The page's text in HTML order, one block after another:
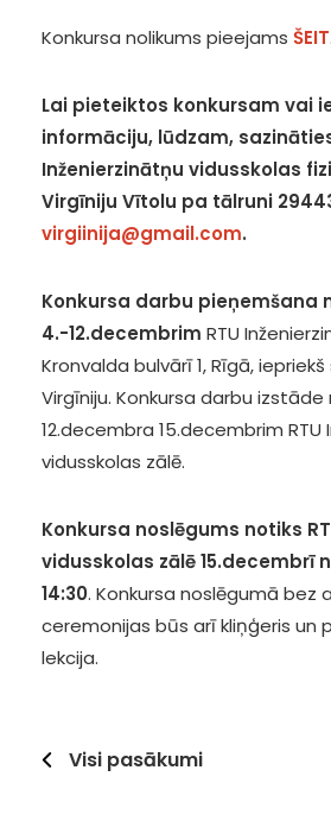
Konkursa nolikums pieejams ŠEIT.
Lai pieteiktos konkursam vai
informāciju, lūdzam,
Inženierzinātņu vidusskolas
Virgīniju Vītolu pa tālruni
virgiinija@gmail.com.
Konkursa darbu pieņemšana
4.-12.decembrim RTU
Kronvalda bulvārī 1, Rīgā,
Virgīniju. Konkursa darbu izstāde
12.decembra 15.decembrim RTU
vidusskolas zālē.
Konkursa noslēgums notiks
vidusskolas zālē 15.decembrī
14:30. Konkursa noslēgumā bez
ceremonijas būs arī kliņģeris un
lekcija.
Visi pasākumi